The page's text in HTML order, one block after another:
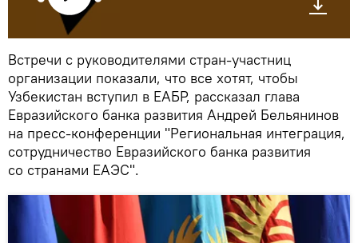
Встречи с руководителями стран-участниц
организации показали, что все хотят, чтобы
Узбекистан вступил в ЕАБР, рассказал глава
Евразийского банка развития Андрей Бельянинов
на пресс-конференции "Региональная интеграция,
сотрудничество Евразийского банка развития
со странами ЕАЭС".